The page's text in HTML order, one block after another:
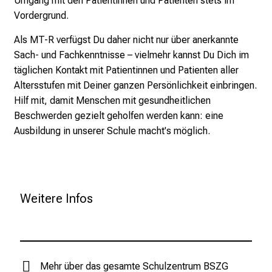
Vordergrund.
Als MT-R verfügst Du daher nicht nur über anerkannte
Sach- und Fachkenntnisse – vielmehr kannst Du Dich im
täglichen Kontakt mit Patientinnen und Patienten aller
Altersstufen mit Deiner ganzen Persönlichkeit einbringen.
Hilf mit, damit Menschen mit gesundheitlichen
Beschwerden gezielt geholfen werden kann: eine
Ausbildung in unserer Schule macht's möglich.
Weitere Infos
Mehr über das gesamte Schulzentrum BSZG